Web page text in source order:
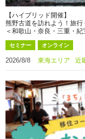
【ハイブリッド開催】
熊野古道を訪れよう！旅
＜和歌山・奈良・三重・紀
セミナー オンライン
2026/8/8 東海エリア 近